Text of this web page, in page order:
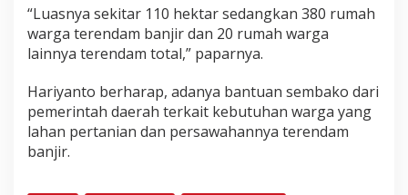
“Luasnya sekitar 110 hektar sedangkan 380 rumah
warga terendam banjir dan 20 rumah warga
lainnya terendam total,” paparnya.
Hariyanto berharap, adanya bantuan sembako dari
pemerintah daerah terkait kebutuhan warga yang
lahan pertanian dan persawahannya terendam
banjir.